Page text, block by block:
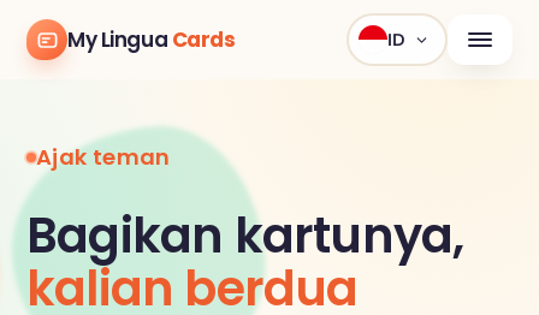
My Lingua Cards ID
Ajak teman
Bagikan kartunya,
kalian berdua